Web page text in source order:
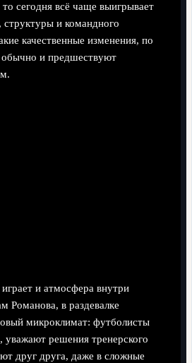
сегодня всё чаще выигрывает
структуры и командного
качественные изменения, по
обычно и предшествуют
и атмосфера внутри
Романова, в раздевалке
микроклимат: футболисты
решения тренерского
друг друга, даже в сложные